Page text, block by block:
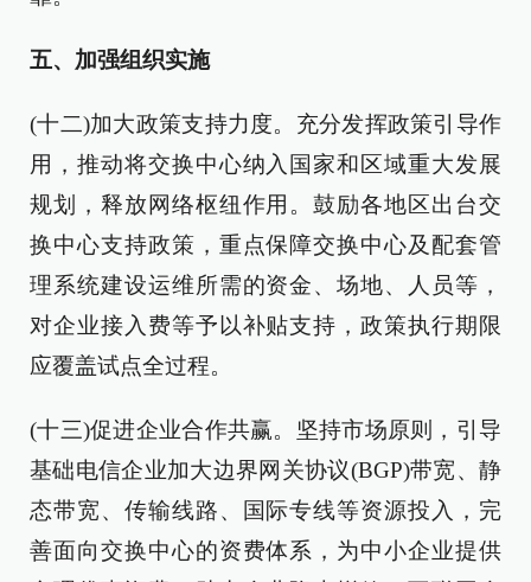
五、加强组织实施
(十二)加大政策支持力度。充分发挥政策引导作
用，推动将交换中心纳入国家和区域重大发展
规划，释放网络枢纽作用。鼓励各地区出台交
换中心支持政策，重点保障交换中心及配套管
理系统建设运维所需的资金、场地、人员等，
对企业接入费等予以补贴支持，政策执行期限
应覆盖试点全过程。
(十三)促进企业合作共赢。坚持市场原则，引导
基础电信企业加大边界网关协议(BGP)带宽、静
态带宽、传输线路、国际专线等资源投入，完
善面向交换中心的资费体系，为中小企业提供